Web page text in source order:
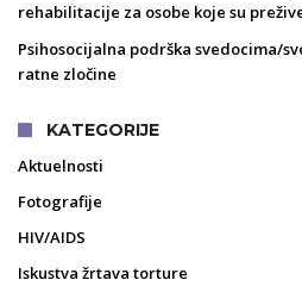
rehabilitacije za osobe koje su
Psihosocijalna podrška svedocima/
ratne zločine
KATEGORIJE
Aktuelnosti
Fotografije
HIV/AIDS
Iskustva žrtava torture